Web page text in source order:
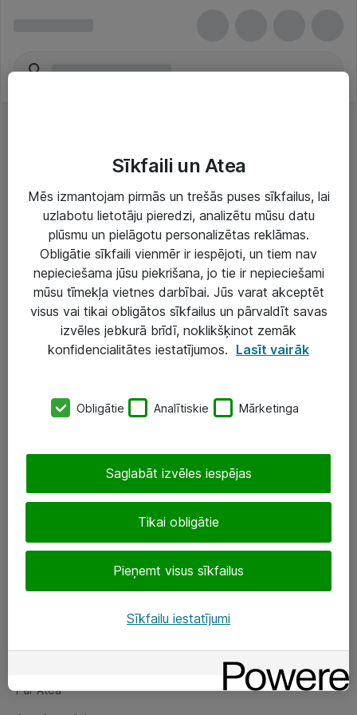
Risinājumi & Pakalpojumi
IT serviss un atbalsts
IT infrastruktūra
Darba vietu IT risinājumi
Serveri un datu centri
SIA „ATEA”
eShop@atea.lv
Sekojiet mums
Par Atea
Par Atea
Sīkfaili un Atea
Mēs izmantojam pirmās un trešās puses sīkfailus, lai
uzlabotu lietotāju pieredzi, analizētu mūsu datu
plūsmu un pielāgotu personalizētas reklāmas.
Obligātie sīkfaili vienmēr ir iespējoti, un tiem nav
nepieciešama jūsu piekrišana, jo tie ir nepieciešami
mūsu tīmekļa vietnes darbībai. Jūs varat akceptēt
visus vai tikai obligātos sīkfailus un pārvaldīt savas
izvēles jebkurā brīdī, noklikšķinot zemāk
konfidencialitātes iestatījumos. Lasīt vairāk
Obligātie Analītiskie Mārketinga
Tikai obligātie
Pieņemt visus sīkfailus
Saglabāt izvēles iespējas
Sīkfailu iestatījumi